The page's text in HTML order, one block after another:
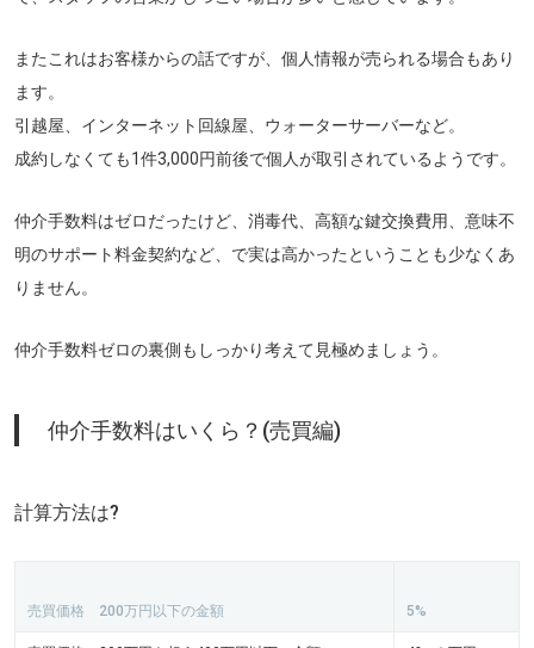
またこれはお客様からの話ですが、個人情報が売られる場合もあり
ます。
引越屋、インターネット回線屋、ウォーターサーバーなど。
成約しなくても1件3,000円前後で個人が取引されているようです。
仲介手数料はゼロだったけど、消毒代、高額な鍵交換費用、意味不
明のサポート料金契約など、で実は高かったということも少なくあ
りません。
仲介手数料ゼロの裏側もしっかり考えて見極めましょう。
仲介手数料はいくら？(売買編)
計算方法は?
売買価格 200万円以下の金額 5%